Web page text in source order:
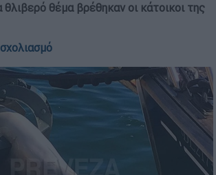
θέμα βρέθηκαν οι κάτοικοι της